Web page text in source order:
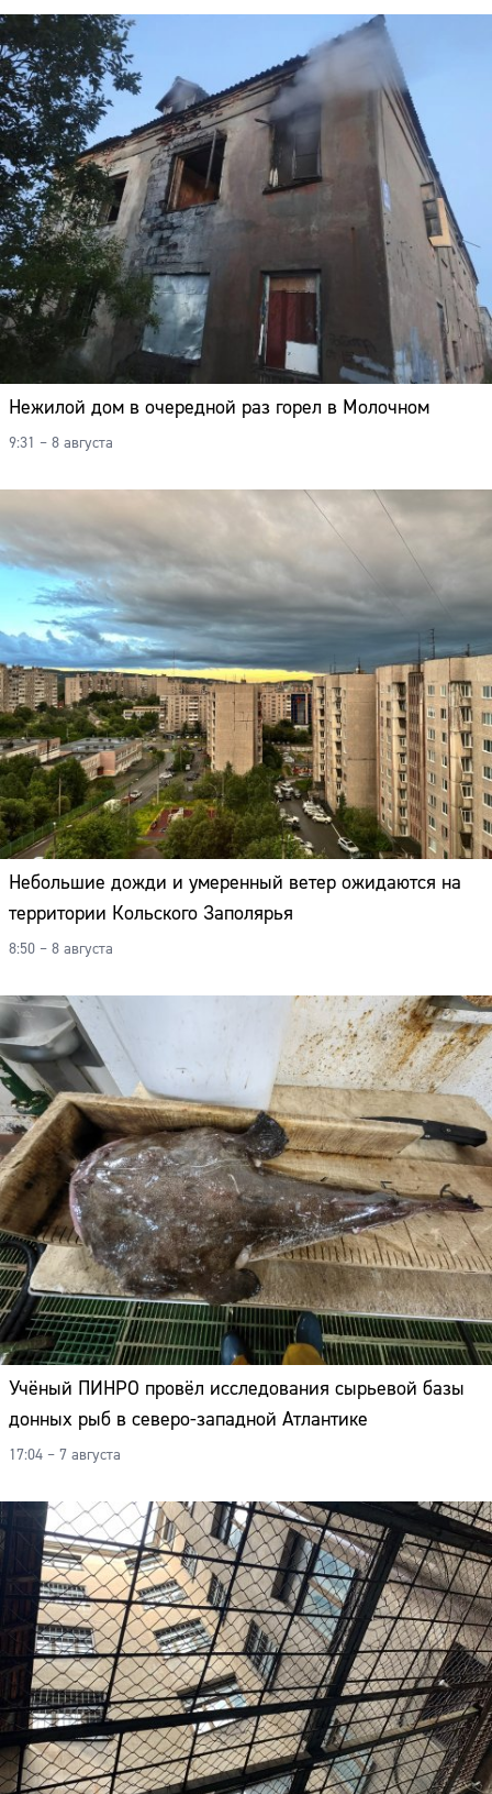
Нежилой дом в очередной раз горел в Молочном
9:31 – 8 августа
Небольшие дожди и умеренный ветер ожидаются на
территории Кольского Заполярья
8:50 – 8 августа
Учёный ПИНРО провёл исследования сырьевой базы
донных рыб в северо-западной Атлантике
17:04 – 7 августа
Адрес:
Телефон: